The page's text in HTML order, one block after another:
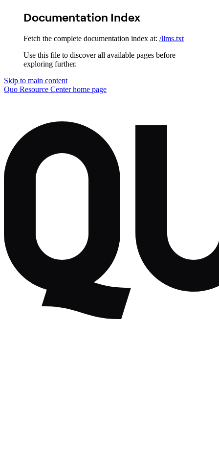
Documentation Index
Fetch the complete documentation index at: /llms.txt
Use this file to discover all available pages before
exploring further.
Skip to main content
Quo Resource Centerhome page